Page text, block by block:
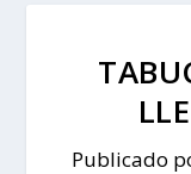
Publicado